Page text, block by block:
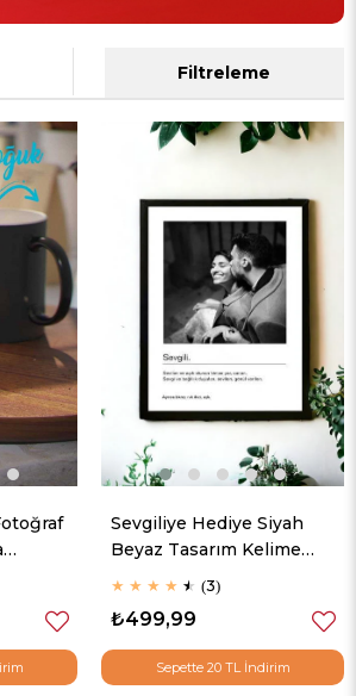
Filtreleme
Sevgiliye Hediye Siyah
Beyaz Tasarım Kelime
Anlamlı Hediyelik
★ ★ ★ ★ ★ 3
₺499,99
Sepette 20 TL İndirim